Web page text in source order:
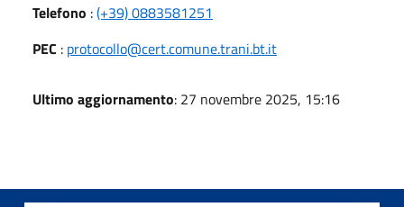
Telefono :(+39) 0883581251
PEC : protocollo@cert.comune.trani.bt.it
Ultimo aggiornamento: 27 novembre 2025, 15:16